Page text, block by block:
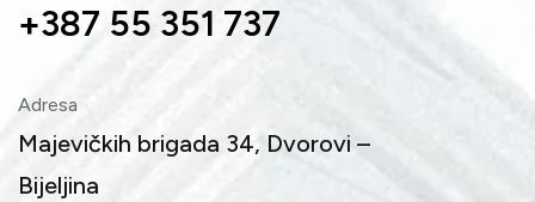
+387 55 351 737
Adresa
Majevičkih brigada 34, Dvorovi –
Bijeljina